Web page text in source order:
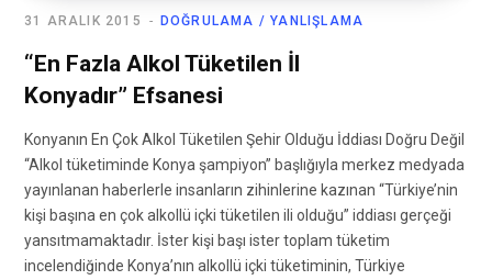
DOĞRULAMA / YANLIŞLAMA
31 ARALIK 2015
“En Fazla Alkol Tüketilen İl
Konyadır” Efsanesi
Konyanın En Çok Alkol Tüketilen Şehir Olduğu İddiası Doğru Değil
“Alkol tüketiminde Konya şampiyon” başlığıyla merkez medyada
yayınlanan haberlerle insanların zihinlerine kazınan “Türkiye’nin
kişi başına en çok alkollü içki tüketilen ili olduğu” iddiası gerçeği
yansıtmamaktadır. İster kişi başı ister toplam tüketim
incelendiğinde Konya’nın alkollü içki tüketiminin, Türkiye